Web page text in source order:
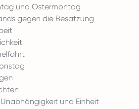
und Ostermontag
gegen die Besatzung
und Einheit